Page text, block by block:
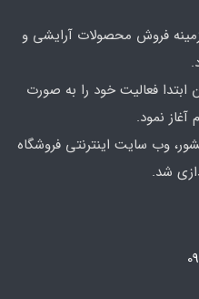
زمینه فروش محصولات آرایشی و
ابتدا فعالیت خود را به صورت
آغاز نمود.
وب سایت اینترنتی فروشگاه